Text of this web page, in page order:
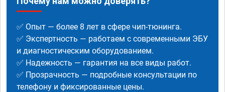
✅ Опыт — более 8 лет в сфере чип-тюнинга.
✅ Экспертность — работаем с современными ЭБУ
и диагностическим оборудованием.
✅ Надежность — гарантия на все виды работ.
✅ Прозрачность — подробные консультации по
телефону и фиксированные цены.